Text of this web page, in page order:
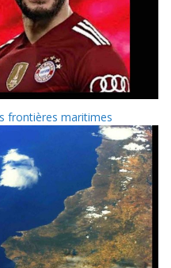
frontières maritimes